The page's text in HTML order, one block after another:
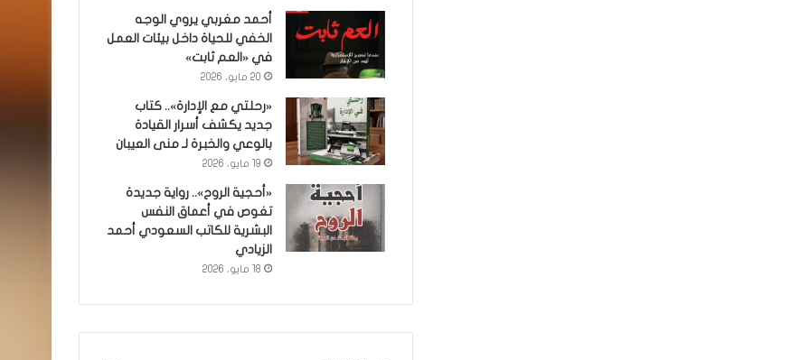
أحمد مغربي يروي الوجه
الخفي للحياة داخل بيئات العمل
في «العم ثابت»
20 مايو، 2026
«رحلتي مع الإدارة».. كتاب
جديد يكشف أسرار القيادة
بالوعي والخبرة لـ منى العيبان
19 مايو، 2026
«أحجية الروح».. رواية جديدة
تغوص في أعماق النفس
البشرية للكاتب السعودي أحمد
الزيادي
18 مايو، 2026